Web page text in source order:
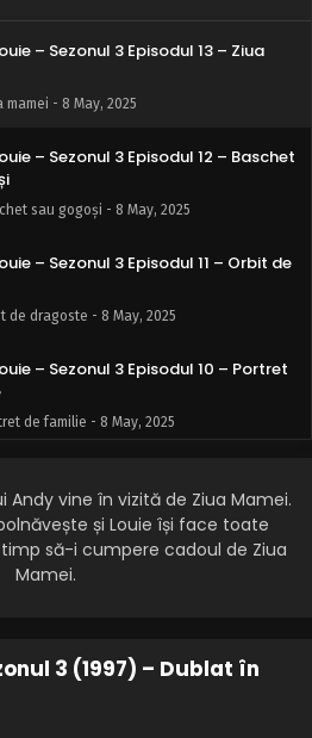
– Sezonul 3 Episodul 13 – Ziua
mamei - 8 May, 2025
– Sezonul 3 Episodul 12 – Baschet
sau gogoși - 8 May, 2025
– Sezonul 3 Episodul 11 – Orbit de
de dragoste - 8 May, 2025
– Sezonul 3 Episodul 10 – Portret
de familie - 8 May, 2025
adevărat - 8 May, 2025
– Sezonul 3 Episodul 8 – Întâlnire
– Sezonul 3 Episodul 7 – O
vine în vizită de Ziua Mamei.
și Louie își face toate
să-i cumpere cadoul de Ziua
Mamei.
3 (1997) – Dublat în